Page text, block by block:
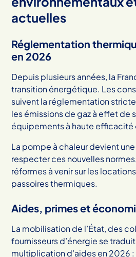
actuelles
Réglementation
en 2026
Depuis plusieurs années, la
transition énergétique. Les
suivent la réglementation
les émissions de gaz à effet de
équipements à haute efficacité
La pompe à chaleur devient
respecter ces nouvelles
réformes à venir sur les
passoires thermiques.
Aides, primes et
La mobilisation de l’État, des
fournisseurs d’énergie se
multiplication d’aides en 2026 :